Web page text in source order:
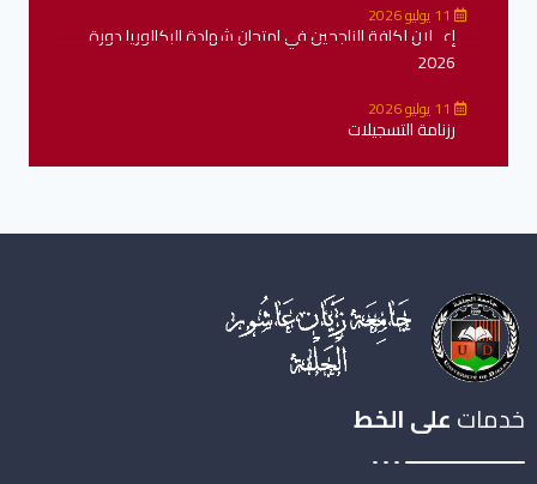
11 يوليو 2026
إعــلان لكافة الناجحين في امتحان شهادة البكالوريا دورة
2026
رزنامة التسجيلات
خدماتعلى الخط